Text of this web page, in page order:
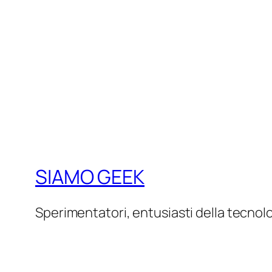
SIAMO GEEK
Sperimentatori, entusiasti della